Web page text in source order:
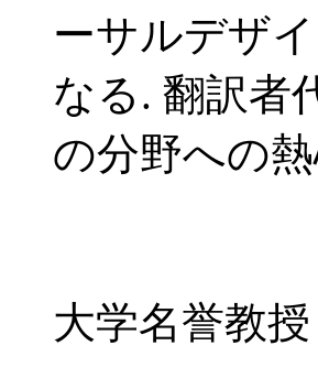
ーサルデザ
なる. 翻訳者
の分野への
大学名誉教